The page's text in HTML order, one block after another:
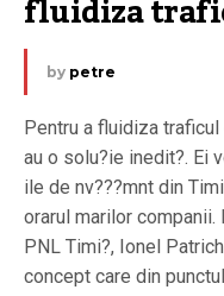
fluidiza
by petre
Pentru a fluidiza
au o solu?ie inedit?. Ei
ile de nv???mnt din
orarul marilor
PNL Timi?, Ionel
concept care din